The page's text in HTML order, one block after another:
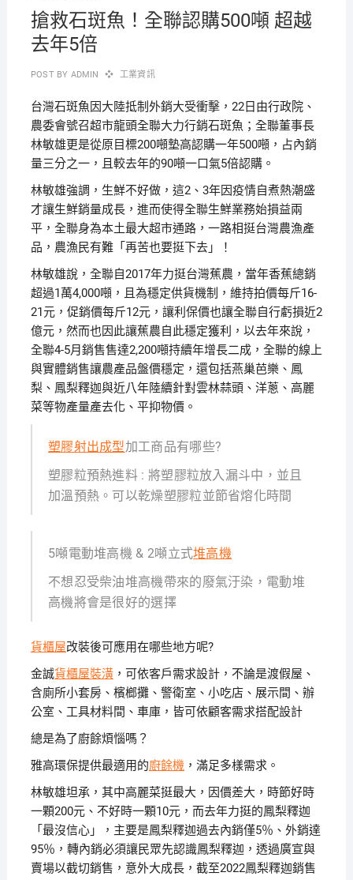
搶救石斑魚！全聯認購500噸 超越
去年5倍
POST BY ADMIN 工業資訊
台灣石斑魚因大陸抵制外銷大受衝擊，22日由行政院、
農委會號召超市龍頭全聯大力行銷石斑魚；全聯董事長
林敏雄更是從原目標200噸墊高認購一年500噸，占內銷
量三分之一，且較去年的90噸一口氣5倍認購。
林敏雄強調，生鮮不好做，這2、3年因疫情自煮熱潮盛
才讓生鮮銷量成長，進而使得全聯生鮮業務始損益兩
平，全聯身為本土最大超市通路，一路相挺台灣農漁產
品，農漁民有難「再苦也要挺下去」！
林敏雄說，全聯自2017年力挺台灣蕉農，當年香蕉總銷
超過1萬4,000噸，且為穩定供貨機制，維持拍價每斤16-
21元，促銷價每斤12元，讓利保價也讓全聯自行虧損近2
億元，然而也因此讓蕉農自此穩定獲利，以去年來說，
全聯4-5月銷售售達2,200噸持續年增長二成，全聯的線上
與實體銷售讓農產品盤價穩定，還包括燕巢芭樂、鳳
梨、鳳梨釋迦與近八年陸續針對雲林蒜頭、洋蔥、高麗
菜等物產量產去化、平抑物價。
塑膠射出成型加工商品有哪些?
塑膠粒預熱進料 : 將塑膠粒放入漏斗中，並且
加溫預熱。可以乾燥塑膠粒並節省熔化時間
5噸電動堆高機 & 2噸立式堆高機
不想忍受柴油堆高機帶來的廢氣汙染，電動堆
高機將會是很好的選擇
貨櫃屋改裝後可應用在哪些地方呢?
金誠貨櫃屋裝潢，可依客戶需求設計，不論是渡假屋、
含廁所小套房、檳榔攤、警衛室、小吃店、展示間、辦
公室、工具材料間、車庫，皆可依顧客需求搭配設計
總是為了廚餘煩惱嗎？
雅高環保提供最適用的廚餘機 ，滿足多樣需求。
林敏雄坦承，其中高麗菜挺最大，因價差大，時節好時
一顆200元、不好時一顆10元，而去年力挺的鳳梨釋迦
「最沒信心」，主要是鳳梨釋迦過去內銷僅5％、外銷達
95％，轉內銷必須讓民眾先認識鳳梨釋迦，透過廣宣與
賣場以截切銷售，意外大成長，截至2022鳳梨釋迦銷售